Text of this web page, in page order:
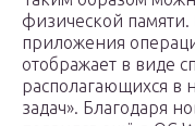
физической
приложения
отображает в виде
располагающихся в
задач». Благодаря